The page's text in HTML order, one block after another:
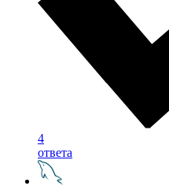
4
ответа